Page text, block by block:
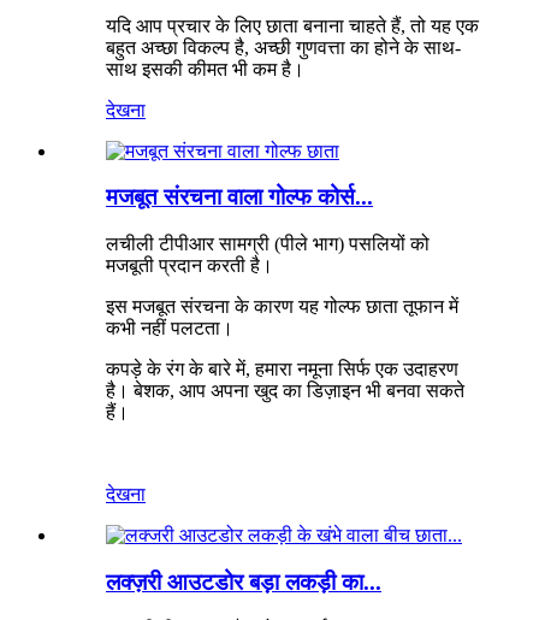
यदि आप प्रचार के लिए छाता बनाना चाहते हैं, तो यह एक
बहुत अच्छा विकल्प है, अच्छी गुणवत्ता का होने के साथ-
साथ इसकी कीमत भी कम है।
देखना
मजबूत संरचना वाला गोल्फ कोर्स...
लचीली टीपीआर सामग्री (पीले भाग) पसलियों को
मजबूती प्रदान करती है।
इस मजबूत संरचना के कारण यह गोल्फ छाता तूफान में
कभी नहीं पलटता।
कपड़े के रंग के बारे में, हमारा नमूना सिर्फ एक उदाहरण
है। बेशक, आप अपना खुद का डिज़ाइन भी बनवा सकते
हैं।
देखना
लक्ज़री आउटडोर बड़ा लकड़ी का...